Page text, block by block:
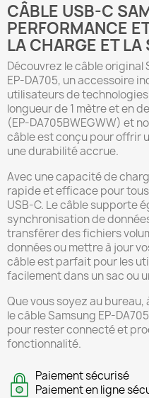
CÂBLE USB-C
PERFORMANCE
LA CHARGE ET
Découvrez le câble original
EP-DA705, un accessoire
utilisateurs de
longueur de 1 mètre et en
(EP-DA705BWEGWW) et
câble est conçu pour offrir
une durabilité accrue.
Avec une capacité de
rapide et efficace pour
USB-C. Le câble supporte
synchronisation de
transférer des fichiers
données ou mettre à jour
câble est parfait pour les
facilement dans un sac ou
Que vous soyez au bureau,
le câble Samsung EP-
pour rester connecté et
fonctionnalité.
Paiement sécurisé
Paiement en ligne